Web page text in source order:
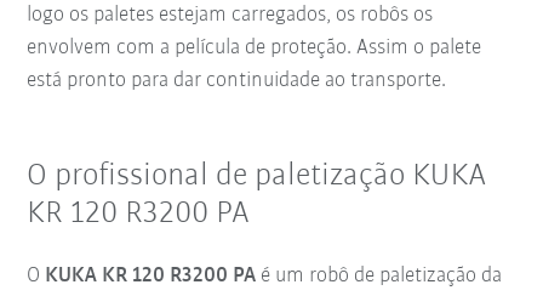
logo os paletes estejam carregados, os robôs os
envolvem com a película de proteção. Assim o palete
está pronto para dar continuidade ao transporte.
O profissional de paletização KUKA
KR 120 R3200 PA
O KUKA KR 120 R3200 PA é um robô de paletização da